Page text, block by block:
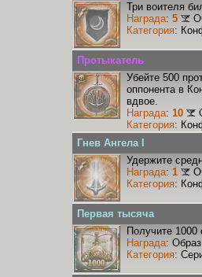
Три воителя
Награда: 5
Категория:
Протыкатель
Убейте 500
оппонента в
вдвое.
Награда: 10
Категория:
Гнев Ангела I
Удержите
Награда: 1
Категория:
Первая тысяча
Получите 1000
Награда: Образ
Категория: